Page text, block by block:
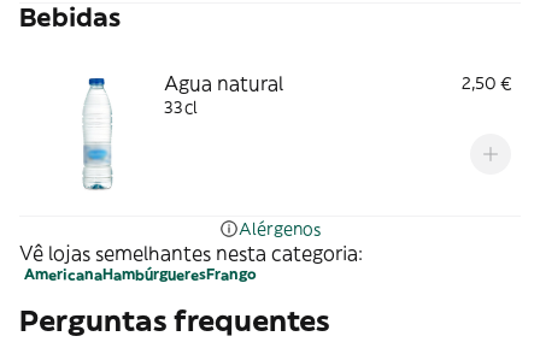
Bebidas
Agua natural
2,50 €
33cl
Alérgenos
Vê lojas semelhantes nesta categoria:
AmericanaHambúrgueresFrango
Perguntas frequentes